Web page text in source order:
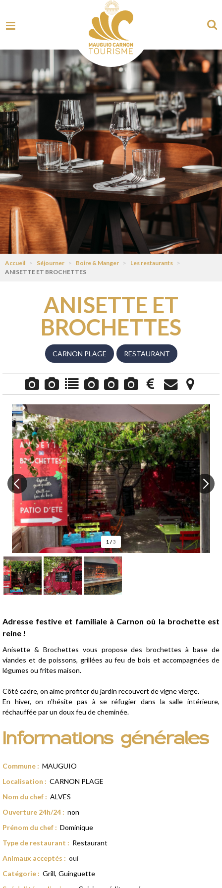
Accueil > Séjourner > Boire & Manger > Les restaurants >
ANISETTE ET BROCHETTES
ANISETTE ET
BROCHETTES
CARNON PLAGE RESTAURANT
1 /3
Présentation
Adresse festive et familiale à Carnon où la brochette est
reine !
Anisette & Brochettes vous propose des brochettes à base de
viandes et de poissons, grillées au feu de bois et accompagnées de
légumes ou frites maison.
Côté cadre, on aime profiter du jardin recouvert de vigne vierge.
En hiver, on n'hésite pas à se réfugier dans la salle intérieure,
réchauffée par un doux feu de cheminée.
Informations générales
Commune : MAUGUIO
Localisation : CARNON PLAGE
Nom du chef : ALVES
Ouverture 24h/24 : non
Prénom du chef : Dominique
Type de restaurant : Restaurant
Animaux acceptés : oui
Catégorie : Grill Guinguette